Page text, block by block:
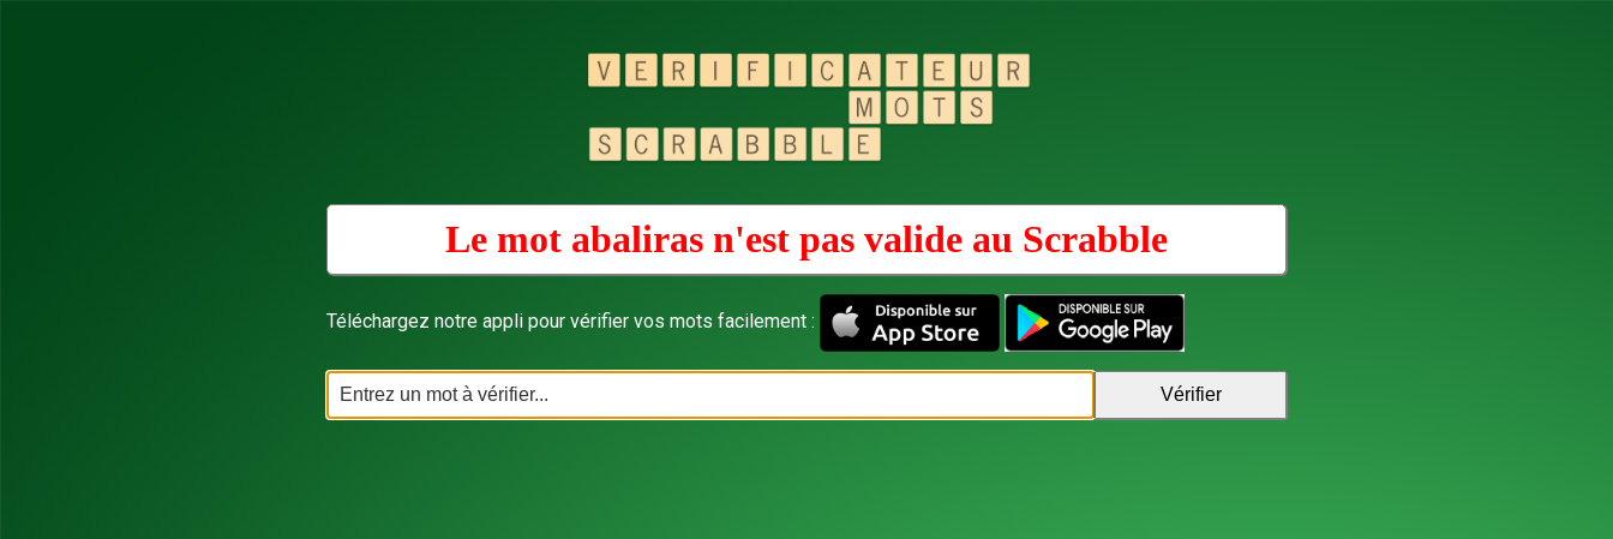
Le mot abaliras n'est pas valide au Scrabble
Téléchargez notre appli pour vérifier vos mots facilement :